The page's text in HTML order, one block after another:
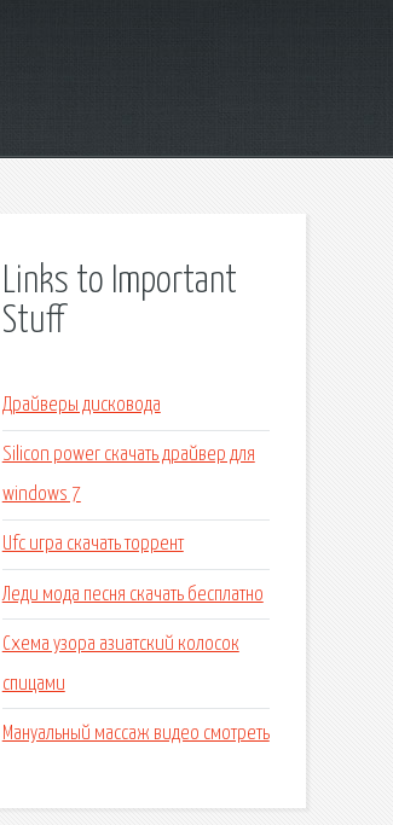
Links to Important
Stuff
Драйверы дисковода
Silicon power скачать драйвер для
windows 7
Ufc игра скачать торрент
Леди мода песня скачать бесплатно
Схема узора азиатский колосок
спицами
Мануальный массаж видео смотреть